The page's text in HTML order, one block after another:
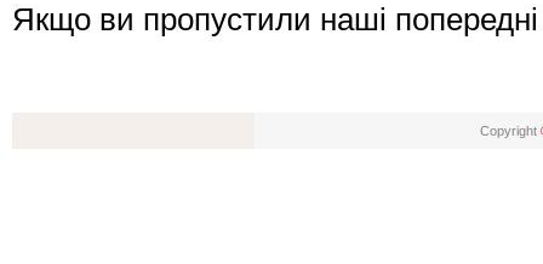
Якщо ви пропустили наші
Copyright